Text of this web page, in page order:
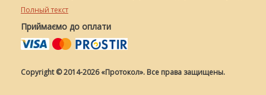
Полный текст
Приймаємо до оплати
Copyright © 2014-2026 «Протокол». Все права защищены.